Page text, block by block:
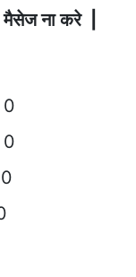
ना करे |
0
0